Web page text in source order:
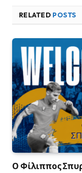
RELATED POSTS
Ο Φίλιππος